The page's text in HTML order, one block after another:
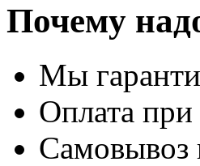
Почему
Мы
Оплата
Самовывоз